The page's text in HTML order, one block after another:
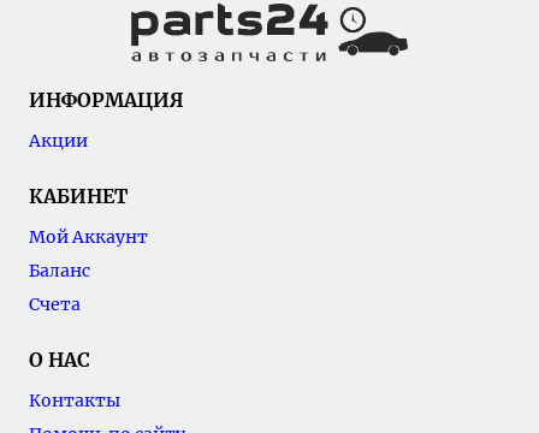
ИНФОРМАЦИЯ
Акции
КАБИНЕТ
Мой Аккаунт
Баланс
Счета
О НАС
Контакты